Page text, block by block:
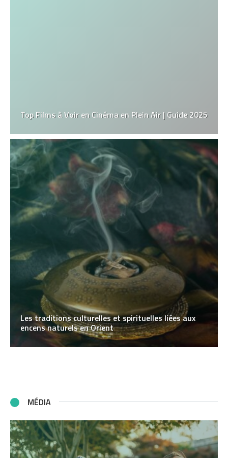
Top Films à Voir en Cinéma en Plein Air | Guide 2025
Les traditions culturelles et spirituelles liées aux
encens naturels en Orient
MÉDIA